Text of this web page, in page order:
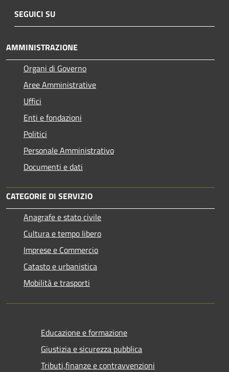
SEGUICI SU
AMMINISTRAZIONE
Organi di Governo
Aree Amministrative
Uffici
Enti e fondazioni
Politici
Personale Amministrativo
Documenti e dati
CATEGORIE DI SERVIZIO
Anagrafe e stato civile
Cultura e tempo libero
Imprese e Commercio
Catasto e urbanistica
Mobilità e trasporti
Educazione e formazione
Giustizia e sicurezza pubblica
Tributi,finanze e contravvenzioni